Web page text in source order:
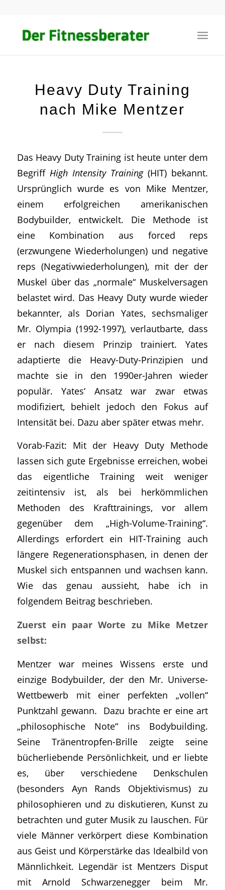
Heavy Duty Training
nach Mike Mentzer
Das Heavy Duty Training ist heute unter dem
Begriff High Intensity Training(HIT) bekannt.
Ursprünglich wurde es von Mike Mentzer,
einem erfolgreichen amerikanischen
Bodybuilder, entwickelt. Die Methode ist
eine Kombination aus forced reps
(erzwungene Wiederholungen) und negative
reps (Negativwiederholungen), mit der der
Muskel über das „normale“ Muskelversagen
belastet wird. Das Heavy Duty wurde wieder
bekannter, als Dorian Yates, sechsmaliger
Mr. Olympia (1992-1997), verlautbarte, dass
er nach diesem Prinzip trainiert. Yates
adaptierte die Heavy-Duty-Prinzipien und
machte sie in den 1990er-Jahren wieder
populär. Yates‘ Ansatz war zwar etwas
modifiziert, behielt jedoch den Fokus auf
Intensität bei. Dazu aber später etwas mehr.
Vorab-Fazit: Mit der Heavy Duty Methode
lassen sich gute Ergebnisse erreichen, wobei
das eigentliche Training weit weniger
zeitintensiv ist, als bei herkömmlichen
Methoden des Krafttrainings, vor allem
gegenüber dem „High-Volume-Training“.
Allerdings erfordert ein HIT-Training auch
längere Regenerationsphasen, in denen der
Muskel sich entspannen und wachsen kann.
Wie das genau aussieht, habe ich in
folgendem Beitrag beschrieben.
Zuerst ein paar Worte zu Mike Metzer
selbst:
Mentzer war meines Wissens erste und
einzige Bodybuilder, der den Mr. Universe-
Wettbewerb mit einer perfekten „vollen“
Punktzahl gewann. Dazu brachte er eine art
„philosophische Note“ ins Bodybuilding.
Seine Tränentropfen-Brille zeigte seine
bücherliebende Persönlichkeit, und er liebte
es, über verschiedene Denkschulen
(besonders Ayn Rands Objektivismus) zu
philosophieren und zu diskutieren, Kunst zu
betrachten und guter Musik zu lauschen. Für
viele Männer verkörpert diese Kombination
aus Geist und Körperstärke das Idealbild von
Männlichkeit. Legendär ist Mentzers Disput
mit Arnold Schwarzenegger beim Mr.